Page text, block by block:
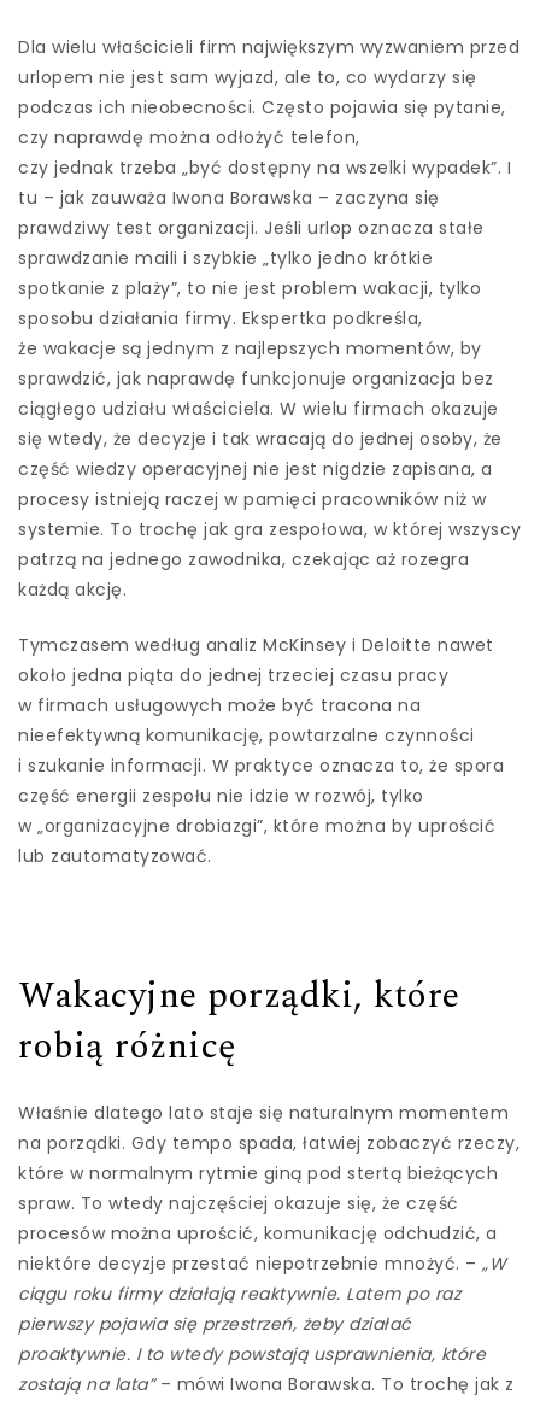
Dla wielu właścicieli firm największym wyzwaniem przed
urlopem nie jest sam wyjazd, ale to, co wydarzy się
podczas ich nieobecności. Często pojawia się pytanie,
czy naprawdę można odłożyć telefon,
czy jednak trzeba „być dostępny na wszelki wypadek”. I
tu – jak zauważa Iwona Borawska – zaczyna się
prawdziwy test organizacji. Jeśli urlop oznacza stałe
sprawdzanie maili i szybkie „tylko jedno krótkie
spotkanie z plaży”, to nie jest problem wakacji, tylko
sposobu działania firmy. Ekspertka podkreśla,
że wakacje są jednym z najlepszych momentów, by
sprawdzić, jak naprawdę funkcjonuje organizacja bez
ciągłego udziału właściciela. W wielu firmach okazuje
się wtedy, że decyzje i tak wracają do jednej osoby, że
część wiedzy operacyjnej nie jest nigdzie zapisana, a
procesy istnieją raczej w pamięci pracowników niż w
systemie. To trochę jak gra zespołowa, w której wszyscy
patrzą na jednego zawodnika, czekając aż rozegra
każdą akcję.
Tymczasem według analiz McKinsey i Deloitte nawet
około jedna piąta do jednej trzeciej czasu pracy
w firmach usługowych może być tracona na
nieefektywną komunikację, powtarzalne czynności
i szukanie informacji. W praktyce oznacza to, że spora
część energii zespołu nie idzie w rozwój, tylko
w „organizacyjne drobiazgi”, które można by uprościć
lub zautomatyzować.
Wakacyjne porządki, które
robią różnicę
Właśnie dlatego lato staje się naturalnym momentem
na porządki. Gdy tempo spada, łatwiej zobaczyć rzeczy,
które w normalnym rytmie giną pod stertą bieżących
spraw. To wtedy najczęściej okazuje się, że część
procesów można uprościć, komunikację odchudzić, a
niektóre decyzje przestać niepotrzebnie mnożyć. – „W
ciągu roku firmy działają reaktywnie. Latem po raz
pierwszy pojawia się przestrzeń, żeby działać
proaktywnie. I to wtedy powstają usprawnienia, które
zostają na lata”– mówi Iwona Borawska. To trochę jak z